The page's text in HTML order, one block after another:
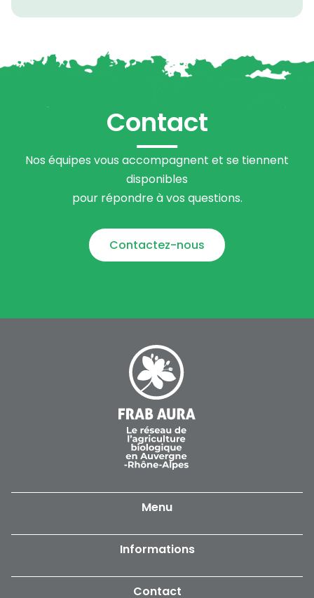
Contact
Nos équipes vous accompagnent et se tiennent
disponibles
pour répondre à vos questions.
Contactez-nous
Menu
Accueil
Informations
Politique de confidentialité
Contact